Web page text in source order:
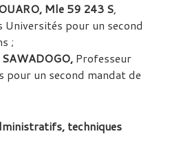
Mle 59 243 S,
pour un second
;
SAWADOGO, Professeur
un second mandat de
techniques